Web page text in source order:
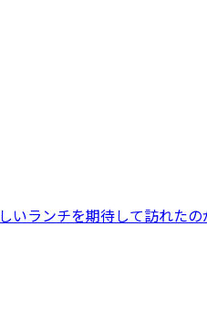
ランチを期待して訪れたの